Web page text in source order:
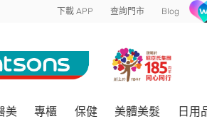
下載 APP 查詢門市 Blog
美 專櫃 保健 美體美髮 日用